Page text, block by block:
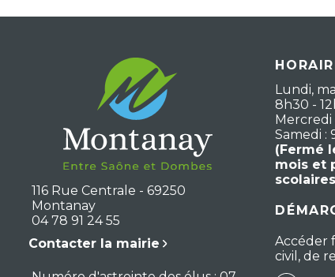
116 Rue Centrale - 69250
Montanay
04 78 91 24 55
Contacter la mairie
Lundi,
8h30 -
Mercredi
Samedi :
(Fermé
mois et
Accéder
civil, de